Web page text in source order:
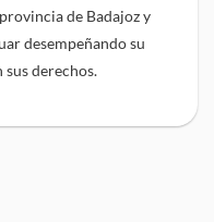
de Badajoz y
desempeñando su
sus derechos.